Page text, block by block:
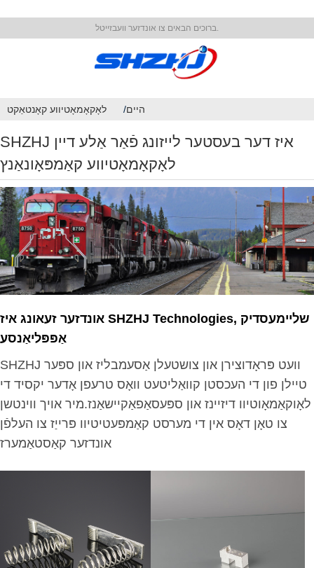
ברוכים הבאים צו אונדזער וועבזייטל.
היים לאָקאָמאָטיווע קאָנטאַקט
SHZHJ איז דער בעסטער לייזונג פֿאַר אַלע דיין
לאָקאָמאָטיווע קאַמפּאָונאַנץ
אונדזער זעאונג איז SHZHJ Technologies, שליימעסדיק
אַפּפּליאַנסע
SHZHJ וועט פּראָדוצירן און צושטעלן אַסעמבליז און ספּער
טיילן פון די העכסטן קוואַליטעט וואָס טרעפן אָדער יקסיד די
לאָוקאַמאָוטיוו דיזיינז און ספּעסאַפאַקיישאַנז.מיר אויך ווינטשן
צו טאָן דאָס אין די מערסט קאַמפּעטיטיוו פּרייַז צו העלפֿן
אונדזער קאַסטאַמערז